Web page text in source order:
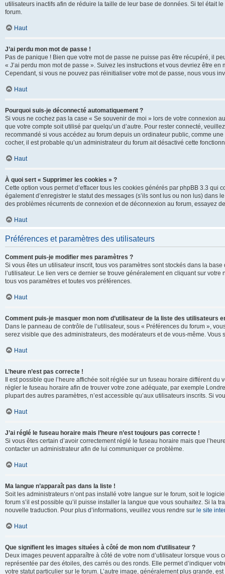
utilisateurs inactifs afin de réduire la taille de leur base de données. Si tel était
forum.
Haut
J’ai perdu mon mot de passe !
Pas de panique ! Bien que votre mot de passe ne puisse pas être récupéré, il
« J’ai perdu mon mot de passe ». Suivez les instructions et vous devriez être
Cependant, si vous ne pouvez pas réinitialiser votre mot de passe, nous vous
Haut
Pourquoi suis-je déconnecté automatiquement ?
Si vous ne cochez pas la case « Se souvenir de moi » lors de votre connexion
que votre compte soit utilisé par quelqu’un d’autre. Pour rester connecté,
recommandé si vous accédez au forum depuis un ordinateur public, comme
cocher, il est probable qu’un administrateur du forum ait désactivé cette
Haut
À quoi sert « Supprimer les cookies » ?
Cette option vous permet d’effacer tous les cookies générés par phpBB 3.3
également d’enregistrer le statut des messages (s’ils sont lus ou non lus)
des problèmes récurrents de connexion et de déconnexion au forum, essayez
Haut
Préférences et paramètres des utilisateurs
Comment puis-je modifier mes paramètres ?
Si vous êtes un utilisateur inscrit, tous vos paramètres sont stockés dans la
l’utilisateur. Le lien vers ce dernier se trouve généralement en cliquant sur
tous vos paramètres et toutes vos préférences.
Haut
Comment puis-je masquer mon nom d’utilisateur de la liste des utilisateurs
Dans le panneau de contrôle de l’utilisateur, sous « Préférences du forum »,
serez visible que des administrateurs, des modérateurs et de vous-même.
Haut
L’heure n’est pas correcte !
Il est possible que l’heure affichée soit réglée sur un fuseau horaire différent
régler le fuseau horaire afin de trouver votre zone adéquate, par exemple
plupart des autres paramètres, n’est accessible qu’aux utilisateurs inscrits. Si
Haut
J’ai réglé le fuseau horaire mais l’heure n’est toujours pas correcte !
Si vous êtes certain d’avoir correctement réglé le fuseau horaire mais que
contacter un administrateur afin de lui communiquer ce problème.
Haut
Ma langue n’apparaît pas dans la liste !
Soit les administrateurs n’ont pas installé votre langue sur le forum, soit le
forum s’il est possible qu’il puisse installer la langue que vous souhaitez. Si la
nouvelle traduction. Pour plus d’informations, veuillez vous rendre sur le site
Haut
Que signifient les images situées à côté de mon nom d’utilisateur ?
Deux images peuvent apparaître à côté de votre nom d’utilisateur lorsque
représentée par des étoiles, des carrés ou des ronds. Elle permet d’indiquer
votre statut particulier sur le forum. L’autre image, généralement plus grande,